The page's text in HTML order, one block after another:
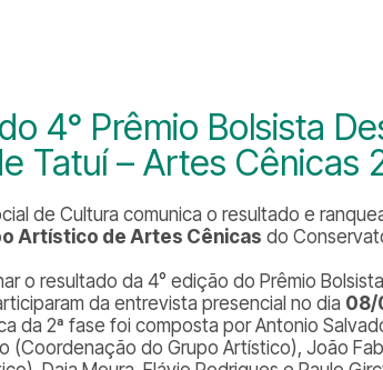
sceic-sp
equipe técnica
assessoria de
4° Prêmio Bolsista
Tatuí – Artes Cênicas
de Cultura comunica o resultado e
Artístico de Artes Cênicas do
o resultado da 4° edição do Prêmio
da entrevista presencial no dia 08/
da 2ª fase foi composta por Antonio
(Coordenação do Grupo Artístico), João